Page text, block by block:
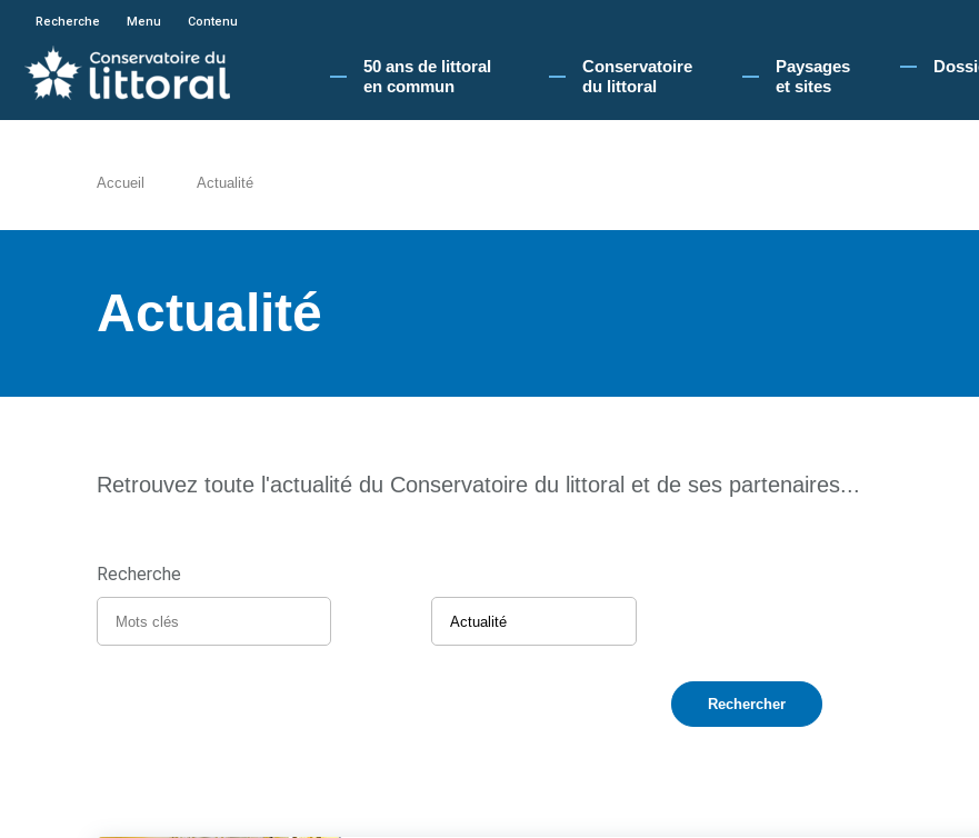
En poursuivant votre navigation sur le site du Conservatoire du littoral, vous acceptez l'utilisation de cookies pour vous
Recherche Menu Contenu
50 ans de littoral
en commun​
Conservatoire
du littoral
Paysages
et sites
Accueil Actualité
Actualité
Retrouvez toute l'actualité du Conservatoire du littoral et de ses partenaires...
Recherche